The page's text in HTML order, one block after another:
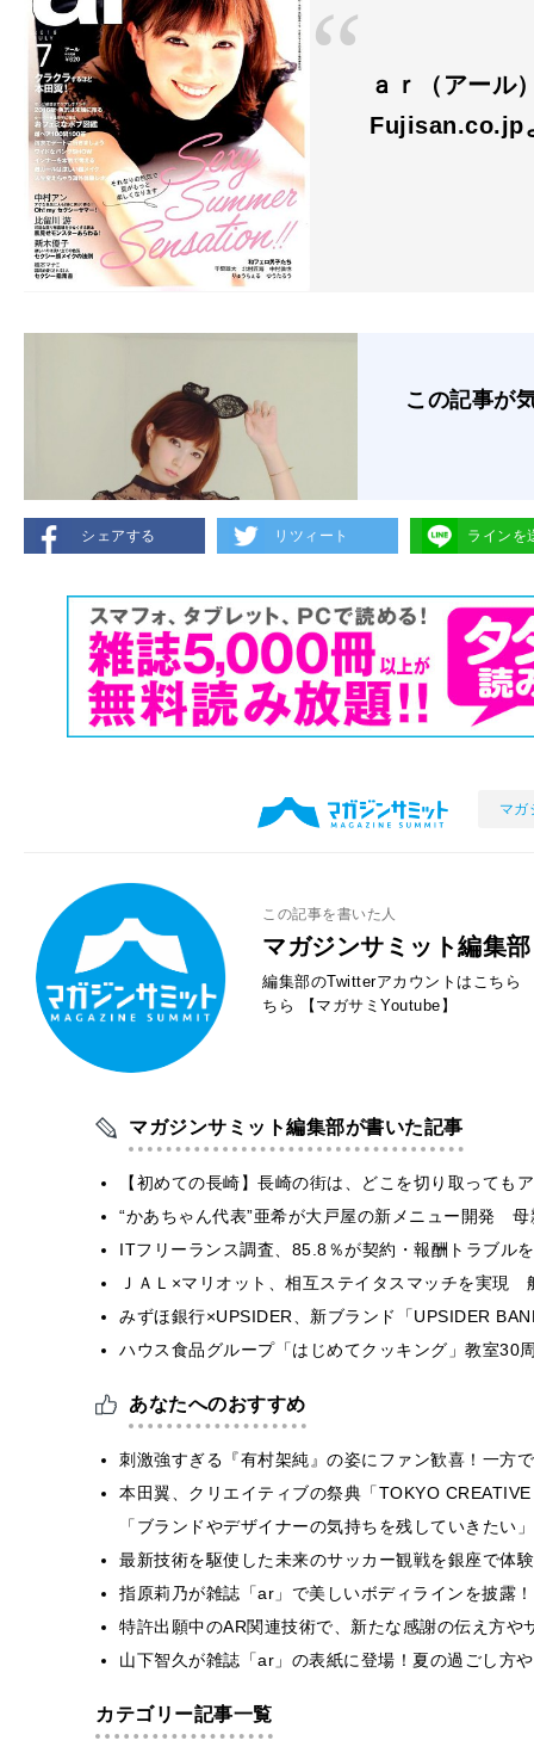
ａｒ（アール
Fujisan.co.jp
この記事が
シェアする リツィート ラインを
マガ
この記事を書いた人
マガジンサミット編集部
編集部のTwitterアカウントはこちら
ちら
【マガサミYoutube】
マガジンサミット編集部が書いた記事
【初めての長崎】長崎の街は、どこを切り取って
“かあちゃん代表”亜希が大戸屋の新メニュー開発
ITフリーランス調査、85.8％が契約・報酬トラブ
ＪＡＬ×マリオット、相互ステイタスマッチを実
みずほ銀行×UPSIDER、新ブランド「UPSIDER
ハウス食品グループ「はじめてクッキング」教室
あなたへのおすすめ
刺激強すぎる『有村架純』の姿にファン歓喜！一方
本田翼、クリエイティブの祭典「TOKYO
「ブランドやデザイナーの気持ちを残していきたい」
最新技術を駆使した未来のサッカー観戦を銀座で体
指原莉乃が雑誌「ar」で美しいボディラインを披露
特許出願中のAR関連技術で、新たな感謝の伝え方や
山下智久が雑誌「ar」の表紙に登場！夏の過ごし方
カテゴリー記事一覧